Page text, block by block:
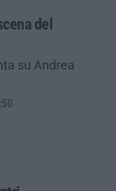
del
su Andrea